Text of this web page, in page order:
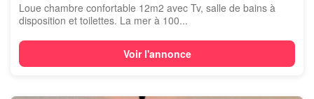
Loue chambre confortable 12m2 avec Tv, salle de bains à
disposition et toilettes. La mer à 100...
Voir l'annonce